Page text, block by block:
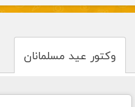
وکتور عید مسلمانان